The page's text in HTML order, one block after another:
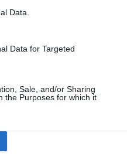
Data.
Data for Targeted
Sale, and/or Sharing
the Purposes for which it
paridad es quedarnos a
de romper un frágil equilibrio
imperfecto, porque las cotas
y siguiendo con la lógica de
en el que Gran Canaria y
el resto de islas quedaría en
de Fuerteventura de